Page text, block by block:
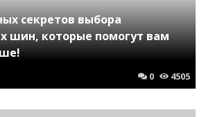
секретов выбора
шин, которые помогут вам
0 4505